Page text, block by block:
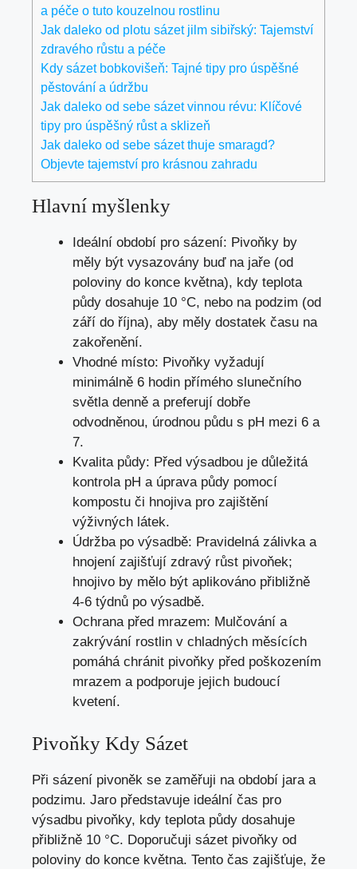
a péče o tuto kouzelnou rostlinu
Jak daleko od plotu sázet jilm sibiřský: Tajemství
zdravého růstu a péče
Kdy sázet bobkovišeň: Tajné tipy pro úspěšné
pěstování a údržbu
Jak daleko od sebe sázet vinnou révu: Klíčové
tipy pro úspěšný růst a sklizeň
Jak daleko od sebe sázet thuje smaragd?
Objevte tajemství pro krásnou zahradu
Hlavní myšlenky
Ideální období pro sázení: Pivoňky by
měly být vysazovány buď na jaře (od
poloviny do konce května), kdy teplota
půdy dosahuje 10 °C, nebo na podzim (od
září do října), aby měly dostatek času na
zakořenění.
Vhodné místo: Pivoňky vyžadují
minimálně 6 hodin přímého slunečního
světla denně a preferují dobře
odvodněnou, úrodnou půdu s pH mezi 6 a
7.
Kvalita půdy: Před výsadbou je důležitá
kontrola pH a úprava půdy pomocí
kompostu či hnojiva pro zajištění
výživných látek.
Údržba po výsadbě: Pravidelná zálivka a
hnojení zajišťují zdravý růst pivoňek;
hnojivo by mělo být aplikováno přibližně
4-6 týdnů po výsadbě.
Ochrana před mrazem: Mulčování a
zakrývání rostlin v chladných měsících
pomáhá chránit pivoňky před poškozením
mrazem a podporuje jejich budoucí
kvetení.
Pivoňky Kdy Sázet
Při sázení pivoněk se zaměřuji na období jara a
podzimu. Jaro představuje ideální čas pro
výsadbu pivoňky, kdy teplota půdy dosahuje
přibližně 10 °C. Doporučuji sázet pivoňky od
poloviny do konce května. Tento čas zajišťuje, že